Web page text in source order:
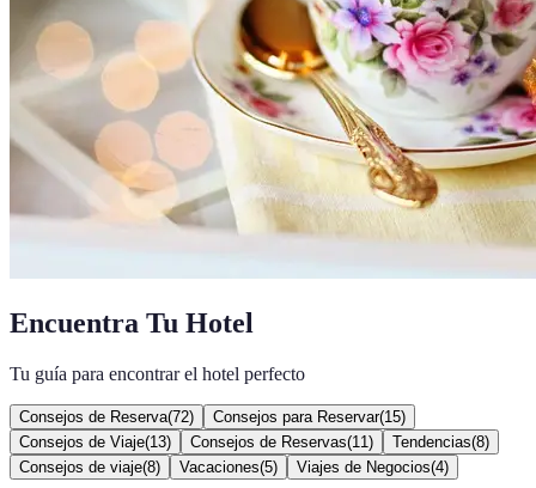
Encuentra Tu Hotel
Tu guía para encontrar el hotel perfecto
Consejos de Reserva(72) Consejos para Reservar(15)
Consejos de Viaje(13) Consejos de Reservas(11 ) Tendencias(8)
Consejos de viaje(8) Vacaciones(5) Viajes de Negocios(4)